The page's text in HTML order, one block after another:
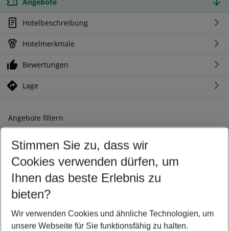
Hotelbeschreibung
Hotelmerkmale
Bewertungen
Lage
Angebote filtern
Ändern Sie Ihre Kriterien nach Ihren Wünschen
Abflughafen wählen
Beliebiger Abflughafen
Reisezeitraum wählen
08.08.26– 06.08.27 5-8 Nächte
2 Erwachsene Keine Kinder
Stimmen Sie zu, dass wir
Cookies verwenden dürfen, um
Ihnen das beste Erlebnis zu
bieten?
Wir verwenden Cookies und ähnliche Technologien, um
unsere Webseite für Sie funktionsfähig zu halten.